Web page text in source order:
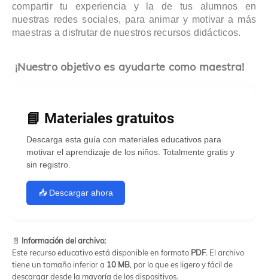
compartir tu experiencia y la de tus alumnos en
nuestras redes sociales, para animar y motivar a más
maestras a disfrutar de nuestros recursos didácticos.
¡Nuestro objetivo es ayudarte como maestra!
📘 Materiales gratuitos
Descarga esta guía con materiales educativos para
motivar el aprendizaje de los niños. Totalmente gratis y
sin registro.
📥 Descargar ahora
📄 Información del archivo:
Este recurso educativo está disponible en formato PDF. El archivo
tiene un tamaño inferior a 10 MB, por lo que es ligero y fácil de
descargar desde la mayoría de los dispositivos.